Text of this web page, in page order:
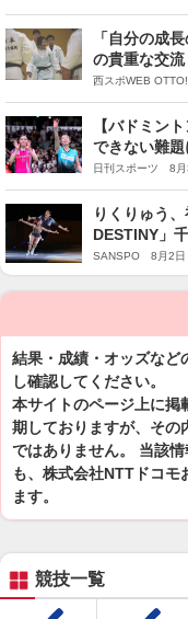
「自分の成
の貴重な交
鷲旗柔道大会
西スポWEB
【バドミン
できない難
日刊スポーツ 8
りくりゅう
DESTINY」
ディングオベ
しかったです
SANSPO 8月2日
結果・成績・オッズなど
し確認してください。
本サイトのページ上に掲
期しておりますが、その
ではありません。 当該
も、株式会社NTTドコモ
ます。
競技一覧